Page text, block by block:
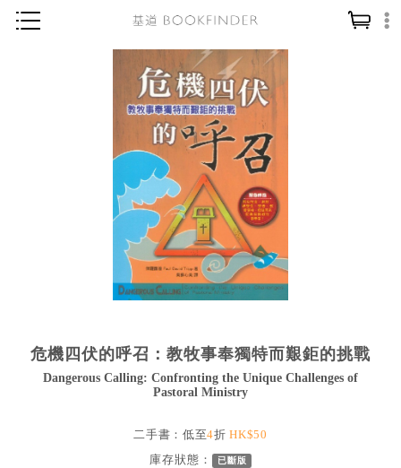
讀經／研經
信仰入門
教會歷史
靈修／禱告
信徒生活
教會事工
社會／倫理
哲學／宗教比較
危機四伏的呼召：教牧事奉獨特而艱鉅的挑戰
Dangerous Calling: Confronting the Unique Challenges of
Pastoral Ministry
二手書：低至4折HK$50
庫存狀態：
已斷版